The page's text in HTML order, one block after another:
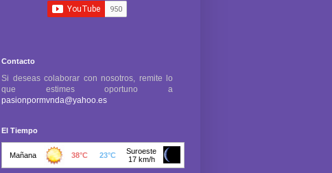
Contacto
Si deseas colaborar con nosotros, remite lo
que estimes oportuno a
pasionpormvnda@yahoo.es
El Tiempo